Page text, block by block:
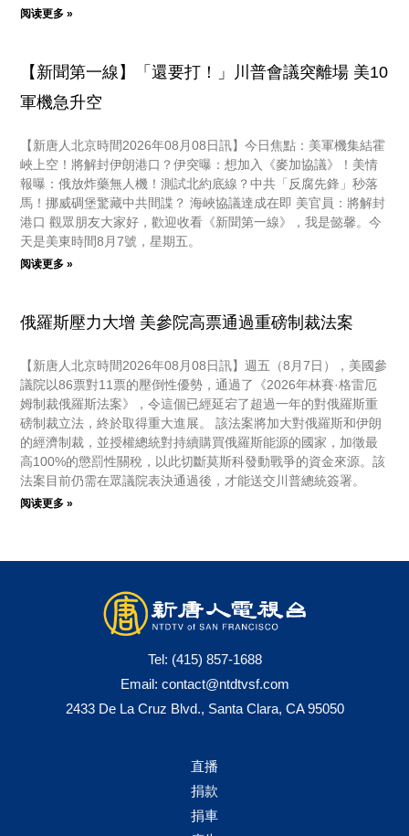
阅读更多 »
【新聞第一線】「還要打！」川普會議突離場 美10
軍機急升空
【新唐人北京時間2026年08月08日訊】今日焦點：美軍機集結霍
峽上空！將解封伊朗港口？伊突曝：想加入《麥加協議》！美情
報曝：俄放炸藥無人機！測試北約底線？中共「反腐先鋒」秒落
馬！挪威碉堡驚藏中共間諜？ 海峽協議達成在即 美官員：將解封
港口 觀眾朋友大家好，歡迎收看《新聞第一線》，我是懿馨。今
天是美東時間8月7號，星期五。
阅读更多 »
俄羅斯壓力大增 美參院高票通過重磅制裁法案
【新唐人北京時間2026年08月08日訊】週五（8月7日），美國參
議院以86票對11票的壓倒性優勢，通過了《2026年林賽·格雷厄
姆制裁俄羅斯法案》，令這個已經延宕了超過一年的對俄羅斯重
磅制裁立法，終於取得重大進展。 該法案將加大對俄羅斯和伊朗
的經濟制裁，並授權總統對持續購買俄羅斯能源的國家，加徵最
高100%的懲罰性關稅，以此切斷莫斯科發動戰爭的資金來源。該
法案目前仍需在眾議院表決通過後，才能送交川普總統簽署。
阅读更多 »
Tel: (415) 857-1688
Email: contact@ntdtvsf.com
2433 De La Cruz Blvd., Santa Clara, CA 95050
直播
捐款
捐車